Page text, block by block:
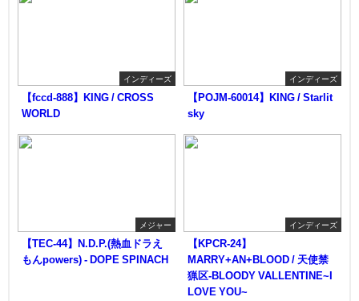
インディーズ
【fccd-888】KING / CROSS
WORLD
インディーズ
【POJM-60014】KING / Starlit
sky
メジャー
【TEC-44】N.D.P.(熱血ドラえ
もんpowers) - DOPE SPINACH
インディーズ
【KPCR-24】
MARRY+AN+BLOOD / 天使禁
猟区-BLOODY VALLENTINE~I
LOVE YOU~